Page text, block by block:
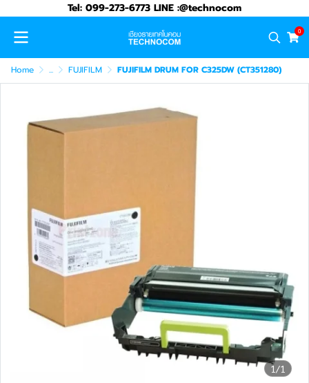
Tel: 099-273-6773 LINE :@technocom
0
Home ... FUJIFILM FUJIFILM DRUM FOR C325DW (CT351280)
1/1